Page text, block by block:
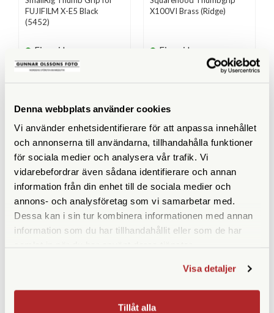
Denna webbplats använder cookies
Vi använder enhetsidentifierare för att anpassa innehållet
och annonserna till användarna, tillhandahålla funktioner
för sociala medier och analysera vår trafik. Vi
vidarebefordrar även sådana identifierare och annan
information från din enhet till de sociala medier och
annons- och analysföretag som vi samarbetar med.
Dessa kan i sin tur kombinera informationen med annan
information som du har tillhandahållit eller som de har
Visa detaljer
Tillåt alla
FUJIFILM X-E5 Black
(5452)
Finns i lager
319 SEK
X100VI Brass (Ridge)
Finns i lager
ANDRA KÖPTE ÄVEN